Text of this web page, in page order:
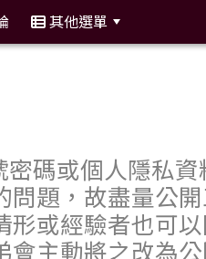
其他選單
碼或個人隱私
題，故盡量公
或經驗者也可
主動將之改為